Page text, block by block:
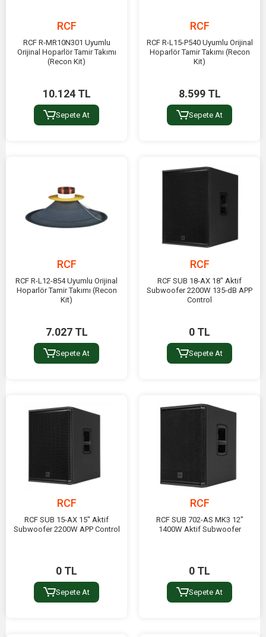
RCF
RCF R-MR10N301 Uyumlu
Orijinal Hoparlör Tamir Takımı
(Recon Kit)
10.124 TL
Sepete At
RCF
RCF R-L15-P540 Uyumlu Orijinal
Hoparlör Tamir Takımı (Recon
Kit)
8.599 TL
Sepete At
RCF
RCF R-L12-854 Uyumlu Orijinal
Hoparlör Tamir Takımı (Recon
Kit)
7.027 TL
Sepete At
RCF
RCF SUB 18-AX 18" Aktif
Subwoofer 2200W 135-dB APP
Control
0 TL
Sepete At
RCF
RCF SUB 15-AX 15" Aktif
Subwoofer 2200W APP Control
0 TL
Sepete At
RCF
RCF SUB 702-AS MK3 12"
1400W Aktif Subwoofer
0 TL
Sepete At